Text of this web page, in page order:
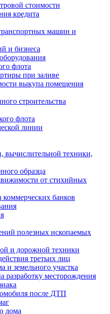
стоимости
кредита
машин и
и бизнеса
флота
при заливе
выкупа помещения
строительства
флота
линии
вычислительной техники,
образца
от стихийных
банков
полезных ископаемых
и дорожной техники
третьих лиц
и земельного участка
разработку месторождения
после ДТП
дома